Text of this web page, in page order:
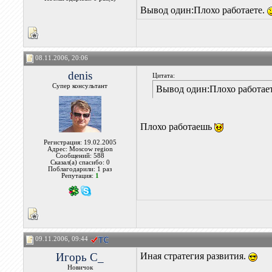
Вывод один:Плохо работаете.
08.11.2006, 20:06
denis
Супер консультант
Регистрация: 19.02.2005
Адрес: Moscow region
Сообщений: 588
Сказал(а) спасибо: 0
Поблагодарили: 1 раз
Репутация: 1
Цитата:
Вывод один:Плохо
Плохо работаешь
09.11.2006, 09:44
Игорь С_
Новичок
Иная стратегия развития.